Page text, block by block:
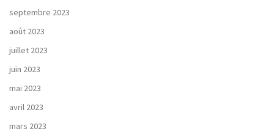
septembre 2023
août 2023
juillet 2023
juin 2023
mai 2023
avril 2023
mars 2023